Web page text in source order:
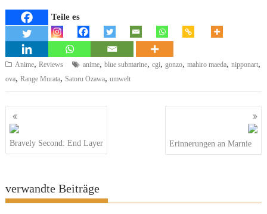
Teile es
Anime,Reviews anime,blue submarine,cgi,gonzo,mahiro maeda,nipponart,
ova,Range Murata,Satoru Ozawa,umwelt
Beitragsnavigation
Bravely Second: End Layer Erinnerungen an Marnie
verwandte Beiträge